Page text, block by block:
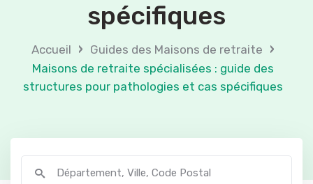
spécifiques
Accueil › Guides des Maisons de retraite ›
Maisons de retraite spécialisées : guide des
structures pour pathologies et cas spécifiques